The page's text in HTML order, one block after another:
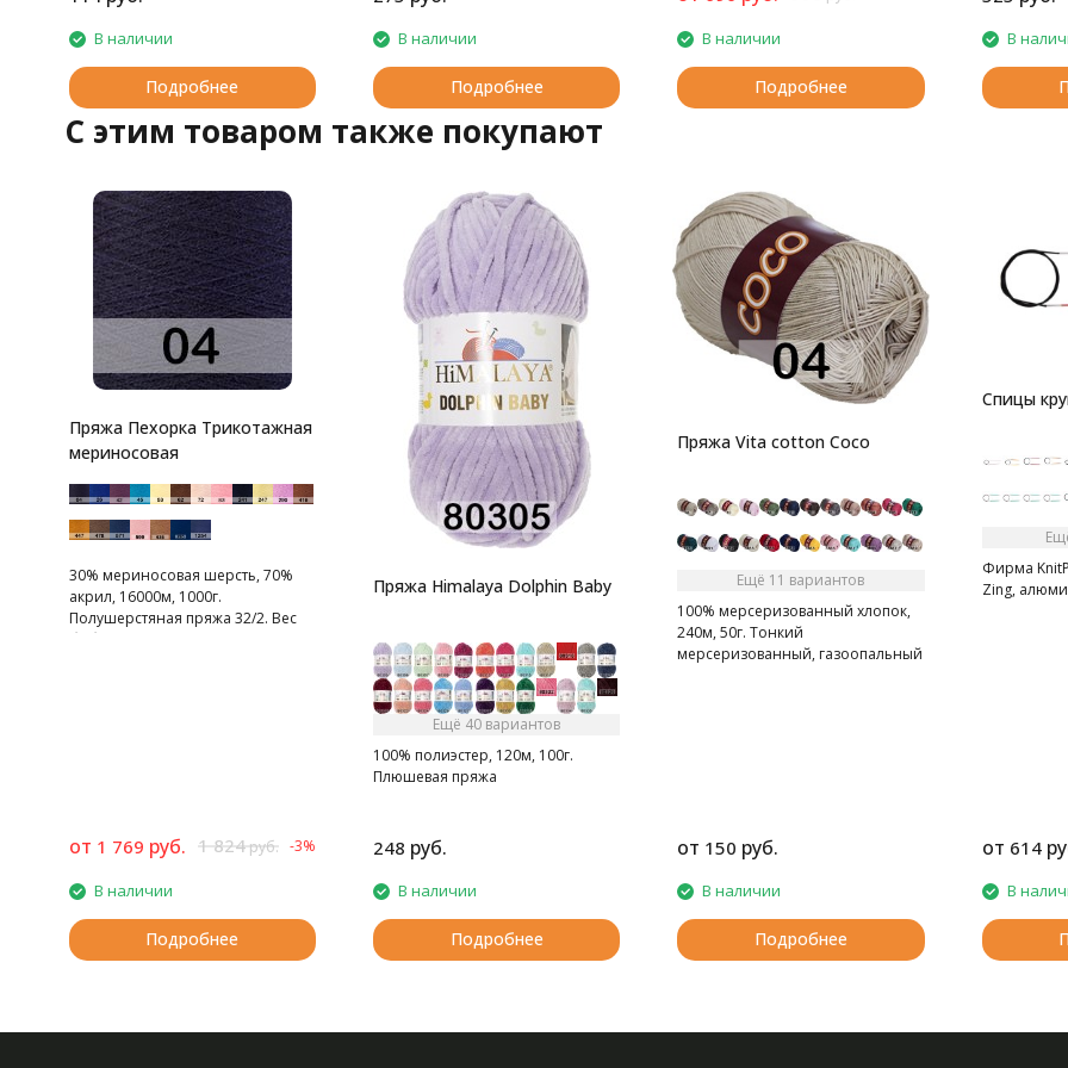
В наличии
Подробнее
В наличии
Подробнее
В наличии
Подробнее
В
C этим товаром также покупают
Пряжа Пехорка Трикотажная
мериносовая
30% мериносовая шерсть, 70%
акрил, 16000м, 1000г.
Полушерстяная пряжа 32/2. Вес
бобины от 800 до 1200 гр.
от 1 769 руб. 1 824руб. -3%
В наличии
Подробнее
Пряжа Himalaya Dolphin Baby
Ещё 40 вариантов
100% полиэстер, 120м, 100г.
Плюшевая пряжа
248 руб.
В наличии
Подробнее
Пряжа Vita cotton Coco
Ещё 11 вариантов
100% мерсеризованный хлопок,
240м, 50г. Тонкий
мерсеризованный, газоопальный
от 150 руб.
В наличии
Подробнее
Спицы
Фирма
Zing,
от 614
В